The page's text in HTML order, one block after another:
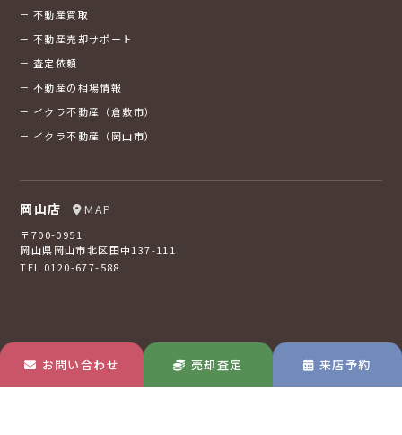
お問い合わせ 売却査定 来店予約
不動産買取
不動産売却サポート
査定依頼
不動産の相場情報
イクラ不動産（倉敷市）
イクラ不動産（岡山市）
岡山店 MAP
〒700-0951
岡山県岡山市北区田中137-111
TEL 0120-677-588